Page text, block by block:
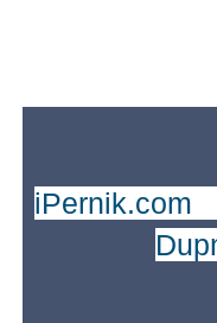
iPernik.com